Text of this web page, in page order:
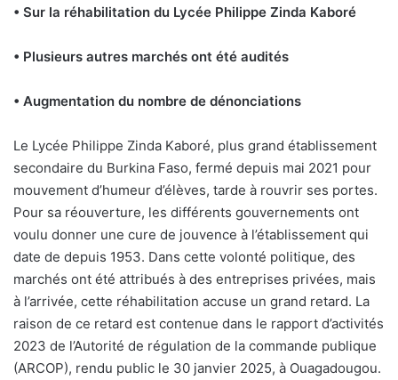
• Sur la réhabilitation du Lycée Philippe Zinda Kaboré
• Plusieurs autres marchés ont été audités
• Augmentation du nombre de dénonciations
Le Lycée Philippe Zinda Kaboré, plus grand établissement
secondaire du Burkina Faso, fermé depuis mai 2021 pour
mouvement d’humeur d’élèves, tarde à rouvrir ses portes.
Pour sa réouverture, les différents gouvernements ont
voulu donner une cure de jouvence à l’établissement qui
date de depuis 1953. Dans cette volonté politique, des
marchés ont été attribués à des entreprises privées, mais
à l’arrivée, cette réhabilitation accuse un grand retard. La
raison de ce retard est contenue dans le rapport d’activités
2023 de l’Autorité de régulation de la commande publique
(ARCOP), rendu public le 30 janvier 2025, à Ouagadougou.